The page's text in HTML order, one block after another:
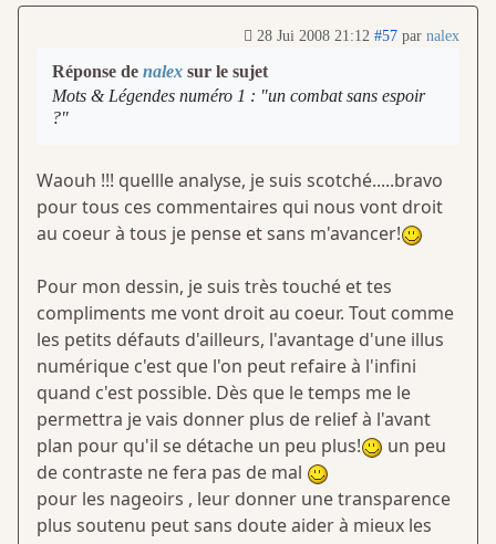
28 Jui 2008 21:12 #57 par nalex
Réponse de nalex sur le sujet
Mots & Légendes numéro 1 : "un combat sans espoir
?"
Waouh !!! quellle analyse, je suis scotché.....bravo
pour tous ces commentaires qui nous vont droit
au coeur à tous je pense et sans m'avancer!
Pour mon dessin, je suis très touché et tes
compliments me vont droit au coeur. Tout comme
les petits défauts d'ailleurs, l'avantage d'une illus
numérique c'est que l'on peut refaire à l'infini
quand c'est possible. Dès que le temps me le
permettra je vais donner plus de relief à l'avant
plan pour qu'il se détache un peu plus!
un peu
de contraste ne fera pas de mal
pour les nageoirs , leur donner une transparence
plus soutenu peut sans doute aider à mieux les